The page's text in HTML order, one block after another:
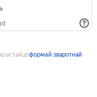
формай зваротнай